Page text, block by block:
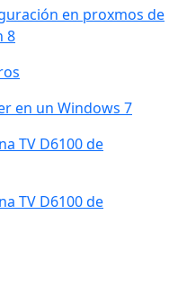
en proxmos de
8
en un Windows 7
TV D6100 de
TV D6100 de